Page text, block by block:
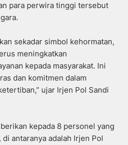
para perwira tinggi tersebut
sekadar simbol kehormatan,
meningkatkan
kepada masyarakat. Ini
dan komitmen dalam
ujar Irjen Pol Sandi
kepada 8 personel yang
antaranya adalah Irjen Pol